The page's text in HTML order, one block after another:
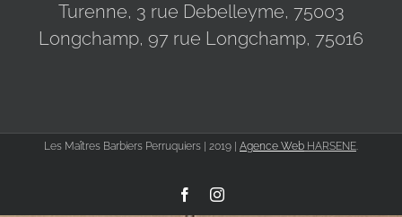
Turenne, 3 rue Debelleyme, 75003
Longchamp, 97 rue Longchamp, 75016
Les Maîtres Barbiers Perruquiers | 2019 | Agence Web HARSENE.
FacebookInstagram